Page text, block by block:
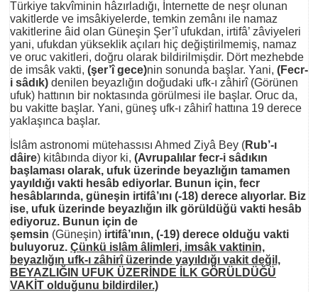
Türkiye takvîminin hâzırladığı, İnternette de neşr olunan
vakitlerde ve imsâkiyelerde, temkin zemânı ile namaz
vakitlerine âid olan Güneşin Şer’î ufukdan, irtifâ’ zâviyeleri
yani, ufukdan yükseklik açıları hiç değiştirilmemiş, namaz
ve oruc vakitleri, doğru olarak bildirilmişdir. Dört mezhebde
de imsâk vakti, (şer’î gece)nin sonunda başlar. Yani, (Fecr-
i sâdık) denilen beyazlığın doğudaki ufk-ı zâhirî (Görünen
ufuk) hattının bir noktasında görülmesi ile başlar. Oruc da,
bu vakitte başlar. Yani, güneş ufk-ı zâhirî hattına 19 derece
yaklaşınca başlar.
İslâm astronomi mütehassısı Ahmed Ziyâ Bey (Rub’-ı
dâire) kitâbında diyor ki, (Avrupalılar fecr-i sâdıkın
başlaması olarak, ufuk üzerinde beyazlığın tamamen
yayıldığı vakti hesâb ediyorlar. Bunun için, fecr
hesâblarında, güneşin irtifâ’ını (-18) derece alıyorlar. Biz
ise, ufuk üzerinde beyazlığın ilk görüldüğü vakti hesâb
ediyoruz. Bunun için de
şemsin (Güneşin) irtifâ’ının, (-19) derece olduğu vakti
buluyoruz. Çünkü islâm âlimleri, imsâk vaktinin,
beyazlığın ufk-ı zâhirî üzerinde yayıldığı vakit değil,
BEYAZLIĞIN UFUK ÜZERİNDE İLK GÖRÜLDÜĞÜ
VAKİT olduğunu bildirdiler.)